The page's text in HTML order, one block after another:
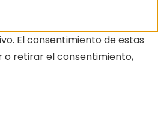
El consentimiento de estas
o retirar el consentimiento,